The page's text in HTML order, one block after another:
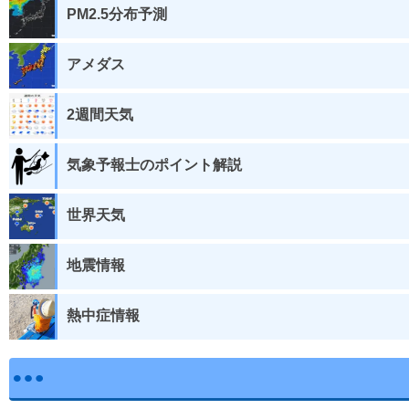
PM2.5分布予測
アメダス
2週間天気
気象予報士のポイント解説
世界天気
地震情報
熱中症情報